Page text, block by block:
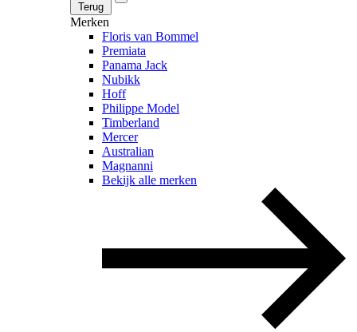
Terug
Merken
Floris van Bommel
Premiata
Panama Jack
Nubikk
Hoff
Philippe Model
Timberland
Mercer
Australian
Magnanni
Bekijk alle merken